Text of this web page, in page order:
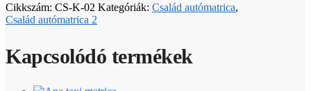
Cikkszám: CS-K-02 Kategóriák: Család autómatrica,
Család autómatrica 2
Kapcsolódó termékek